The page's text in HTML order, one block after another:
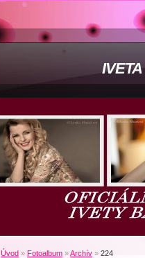
Úvod » Fotoalbum »Archív » 224